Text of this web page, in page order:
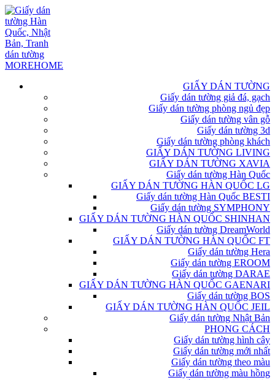
GIẤY DÁN TƯỜNG
Giấy dán tường giả đá, gạch
Giấy dán tường phòng ngủ đẹp
Giấy dán tường vân gỗ
Giấy dán tường 3d
Giấy dán tường phòng khách
GIẤY DÁN TƯỜNG LIVING
GIẤY DÁN TƯỜNG XAVIA
Giấy dán tường Hàn Quốc
GIẤY DÁN TƯỜNG HÀN QUỐC LG
Giấy dán tường Hàn Quốc BESTI
Giấy dán tường SYMPHONY
GIẤY DÁN TƯỜNG HÀN QUỐC SHINHAN
Giấy dán tường DreamWorld
GIẤY DÁN TƯỜNG HÀN QUỐC FT
Giấy dán tường Hera
Giấy dán tường EROOM
Giấy dán tường DARAE
GIẤY DÁN TƯỜNG HÀN QUỐC GAENARI
Giấy dán tường BOS
GIẤY DÁN TƯỜNG HÀN QUỐC JEIL
Giấy dán tường Nhật Bản
PHONG CÁCH
Giấy dán tường hình cây
Giấy dán tường mới nhất
Giấy dán tường theo màu
Giấy dán tường màu hồng